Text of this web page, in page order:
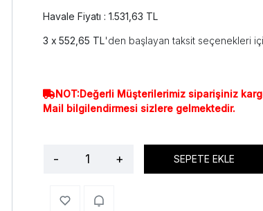
Havale Fiyatı : 1.531,63 TL
552,65 TL'den başlayan taksit seçenekleri
NOT:Değerli Müşterilerimiz siparişiniz
Mail bilgilendirmesi sizlere gelmektedir.
- + SEPETE EKLE